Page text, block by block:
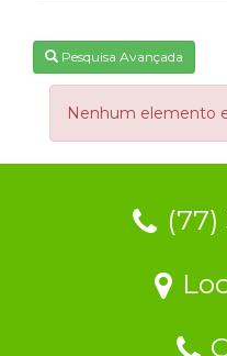
Pesquisa Avançada
Nenhum elemento
(77)